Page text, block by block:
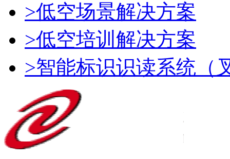
>低空场景解决方案
>低空培训解决方案
>智能标识识读系统（